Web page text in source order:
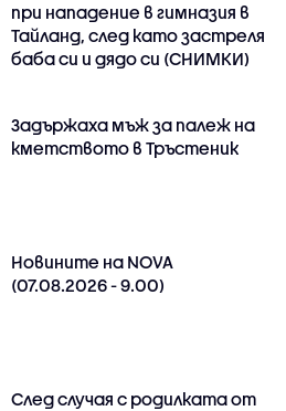
при нападение в гимназия в
Тайланд, след като застреля
баба си и дядо си (СНИМКИ)
Задържаха мъж за палеж на
кметството в Тръстеник
Новините на NOVA
(07.08.2026 - 9.00)
След случая с родилката от